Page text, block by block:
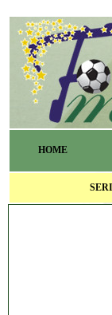
HOME